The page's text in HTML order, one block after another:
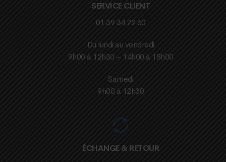
SERVICE CLIENT
01 39 34 22 60
Du lundi au vendredi
9h00 à 12h30 – 14h00 à 18h00
Samedi
9h00 à 12h30
ÉCHANGE & RETOUR